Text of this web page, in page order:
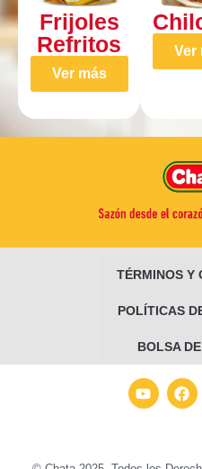
Frijoles
Refritos
Ver más
Ver
TÉRMINOS Y
POLÍTICAS
BOLSA